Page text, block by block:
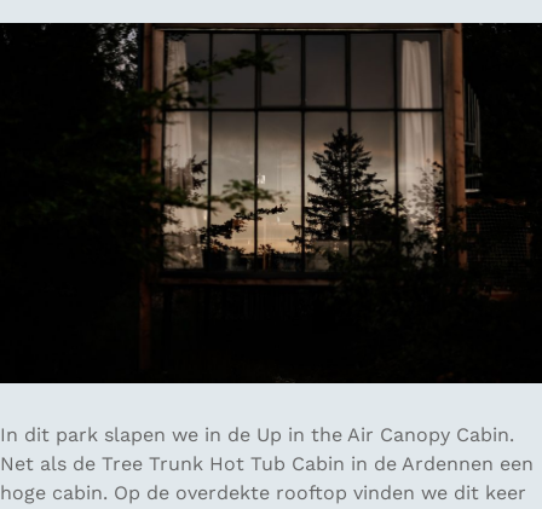
In dit park slapen we in de Up in the Air Canopy Cabin.
Net als de Tree Trunk Hot Tub Cabin in de Ardennen een
hoge cabin. Op de overdekte rooftop vinden we dit keer